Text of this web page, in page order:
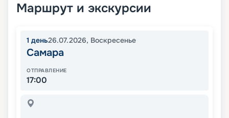
Маршрут и экскурсии
1 день26.07.2026, Воскресенье
Самара
ОТПРАВЛЕНИЕ
17:00